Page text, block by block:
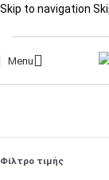
Skip to navigation
Menu
Φίλτρο τιμής